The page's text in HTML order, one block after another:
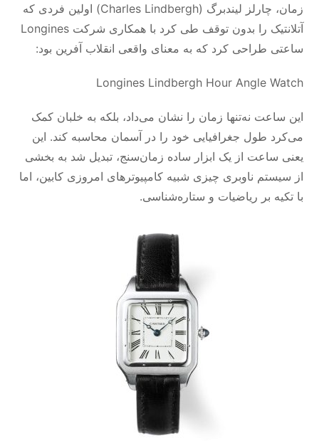
زمان، چارلز لیندبرگ (Charles Lindbergh) اولین فردی که
آتلانتیک را بدون توقف طی کرد با همکاری شرکت Longines
ساعتی طراحی کرد که به معنای واقعی انقلاب آفرین بود:
Longines Lindbergh Hour Angle Watch
این ساعت نه‌تنها زمان را نشان می‌داد، بلکه به خلبان کمک
می‌کرد طول جغرافیایی خود را در آسمان محاسبه کند. این
یعنی ساعت از یک ابزار ساده زمان‌سنج، تبدیل شد به بخشی
از سیستم ناوبری چیزی شبیه کامپیوترهای امروزی کابین، اما
با تکیه بر ریاضیات و ستاره‌شناسی.